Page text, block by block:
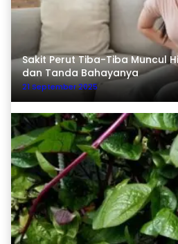
Sakit Perut Tiba-Tiba Muncul
dan Tanda Bahayanya
21 September 2025